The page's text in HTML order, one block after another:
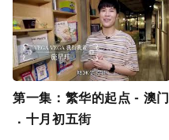
第一集：繁华的起点 - 澳门
．十月初五街